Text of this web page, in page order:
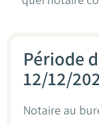
Période
12/12/
Notaire au